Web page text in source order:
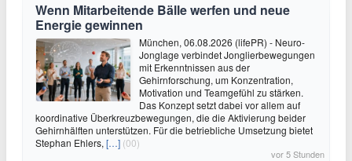
Wenn Mitarbeitende Bälle werfen und neue
Energie gewinnen
München, 06.08.2026 (lifePR) - Neuro-
Jonglage verbindet Jonglierbewegungen
mit Erkenntnissen aus der
Gehirnforschung, um Konzentration,
Motivation und Teamgefühl zu stärken.
Das Konzept setzt dabei vor allem auf
koordinative Überkreuzbewegungen, die die Aktivierung beider
Gehirnhälften unterstützen. Für die betriebliche Umsetzung bietet
Stephan Ehlers, […] (00)
vor 5 Stunden